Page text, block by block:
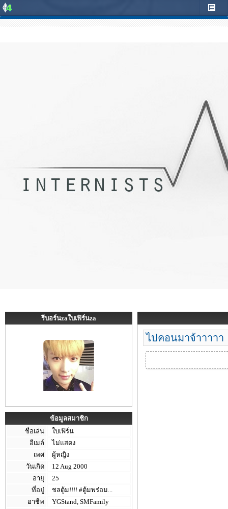
รีบอร์นzaใบเฟิร์นza
ข้อมูลสมาชิก
ชื่อเล่น
ใบเฟิร์น
อีเมล์
ไม่แสดง
เพศ
ผู้หญิง
วันเกิด
12 Aug 2000
อายุ
25
ที่อยู่
ชลตู้ม!!!! #ตู้มพร่อม...
อาชีพ
YGStand, SMFamily
ไปคอนมาจ้าาาาา